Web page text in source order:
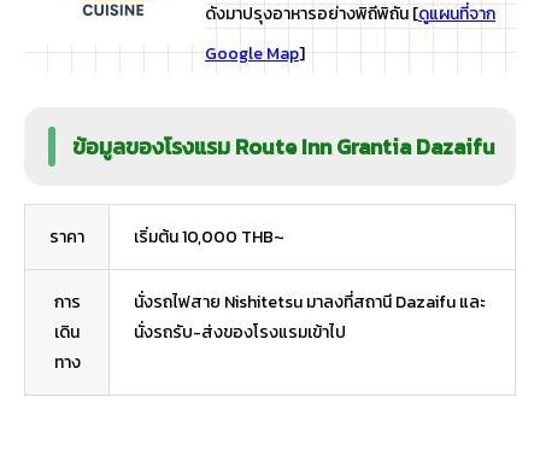
ดังมาปรุงอาหารอย่างพิถีพิถัน [ดูแผนที่จาก
Google Map]
ข้อมูลของโรงแรม Route Inn Grantia Dazaifu
ราคา เริ่มต้น 10,000 THB~
การ
เดิน
ทาง
นั่งรถไฟสาย Nishitetsu มาลงที่สถานี Dazaifu และ
นั่งรถรับ-ส่งของโรงแรมเข้าไป